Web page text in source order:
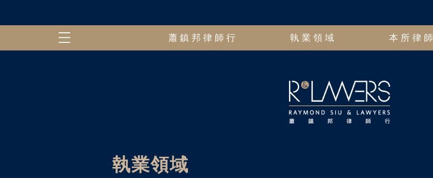
蕭鎮邦律師行 執業領域 本所律師
執業領域